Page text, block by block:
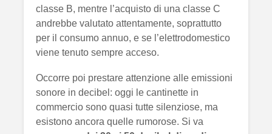
classe B, mentre l’acquisto di una classe C
andrebbe valutato attentamente, soprattutto
per il consumo annuo, e se l’elettrodomestico
viene tenuto sempre acceso.
Occorre poi prestare attenzione alle emissioni
sonore in decibel: oggi le cantinette in
commercio sono quasi tutte silenziose, ma
esistono ancora quelle rumorose. Si va